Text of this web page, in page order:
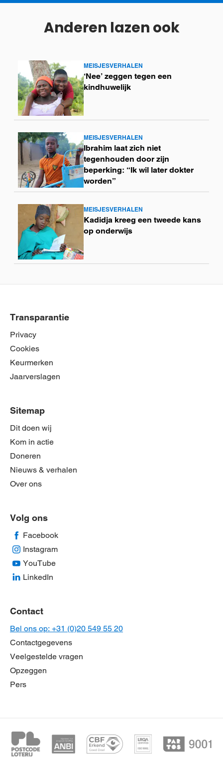
Anderen lazen ook
MEISJESVERHALEN
‘Nee’ zeggen tegen een
kindhuwelijk
Lees
meer
MEISJESVERHALEN
Ibrahim laat zich niet
tegenhouden door zijn
beperking: “Ik wil later dokter
worden”
Lees
meer
MEISJESVERHALEN
Kadidja kreeg een tweede kans
op onderwijs
Lees
meer
Transparantie
Privacy
Cookies
Keurmerken
Jaarverslagen
Sitemap
Dit doen wij
Kom in actie
Doneren
Nieuws & verhalen
Over ons
Volg ons
Facebook
Instagram
YouTube
LinkedIn
Contact
Bel ons op: +31 (0)20 549 55 20
Contactgegevens
Veelgestelde vragen
Opzeggen
Pers